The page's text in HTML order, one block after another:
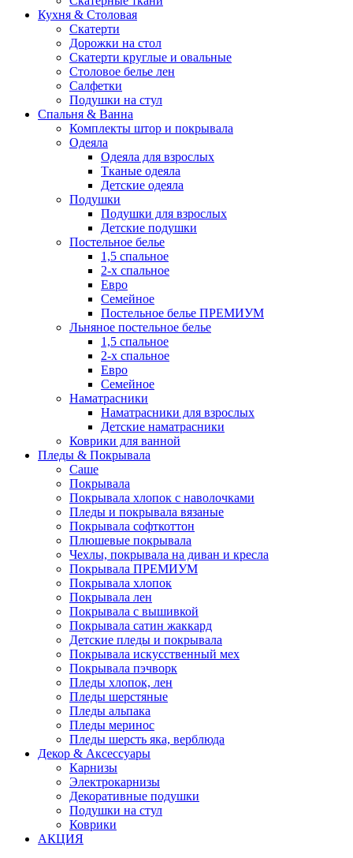
Кухня & Столовая
Скатерти
Дорожки на стол
Скатерти круглые и овальные
Столовое белье лен
Салфетки
Подушки на стул
Спальня & Ванна
Комплекты штор и покрывала
Одеяла
Одеяла для взрослых
Тканые одеяла
Детские одеяла
Подушки
Подушки для взрослых
Детские подушки
Постельное белье
1,5 спальное
2-х спальное
Евро
Семейное
Постельное белье ПРЕМИУМ
Льняное постельное белье
1,5 спальное
2-х спальное
Евро
Семейное
Наматрасники
Наматрасники для взрослых
Детские наматрасники
Коврики для ванной
Пледы & Покрывала
Саше
Покрывала
Покрывала хлопок с наволочками
Пледы и покрывала вязаные
Покрывала софткоттон
Плюшевые покрывала
Чехлы, покрывала на диван и кресла
Покрывала ПРЕМИУМ
Покрывала хлопок
Покрывала лен
Покрывала с вышивкой
Покрывала сатин жаккард
Детские пледы и покрывала
Покрывала искусственный мех
Покрывала пэчворк
Пледы хлопок, лен
Пледы шерстяные
Пледы альпака
Пледы меринос
Пледы шерсть яка, верблюда
Декор & Аксессуары
Карнизы
Электрокарнизы
Декоративные подушки
Подушки на стул
Коврики
АКЦИЯ